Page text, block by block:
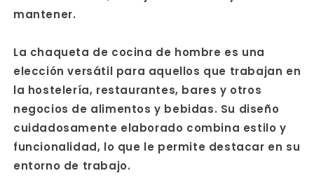
mantener.
La chaqueta de cocina de hombre es una
elección versátil para aquellos que trabajan en
la hostelería, restaurantes, bares y otros
negocios de alimentos y bebidas. Su diseño
cuidadosamente elaborado combina estilo y
funcionalidad, lo que le permite destacar en su
entorno de trabajo.